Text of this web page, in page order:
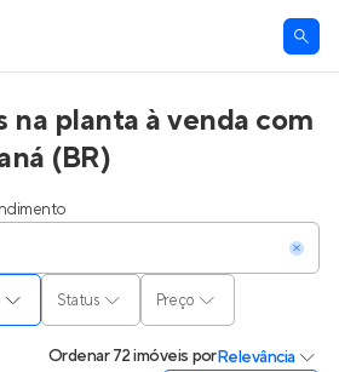
planta à venda com
(BR)
Status Preço
Ordenar72 imóveis porRelevância